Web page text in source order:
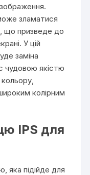
зламатися
що призведе до
У цій
заміна
чудовою якістю
колірним
IPS для
яка підійде для